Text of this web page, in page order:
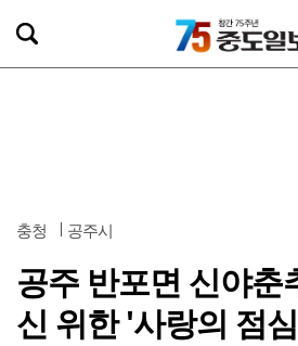
충청 공주시
공주 반포면 신야춘
신 위한 '사랑의 점